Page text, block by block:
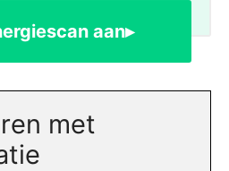
aan▸
met